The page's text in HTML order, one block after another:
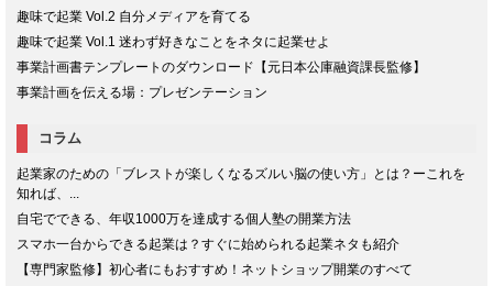
趣味で起業 Vol.2 自分メディアを育てる
趣味で起業 Vol.1 迷わず好きなことをネタに起業せよ
事業計画書テンプレートのダウンロード【元日本公庫融資課長監修】
事業計画を伝える場：プレゼンテーション
コラム
起業家のための「ブレストが楽しくなるズルい脳の使い方」とは？ーこれを
知れば、...
自宅でできる、年収1000万を達成する個人塾の開業方法
スマホ一台からできる起業は？すぐに始められる起業ネタも紹介
【専門家監修】初心者にもおすすめ！ネットショップ開業のすべて